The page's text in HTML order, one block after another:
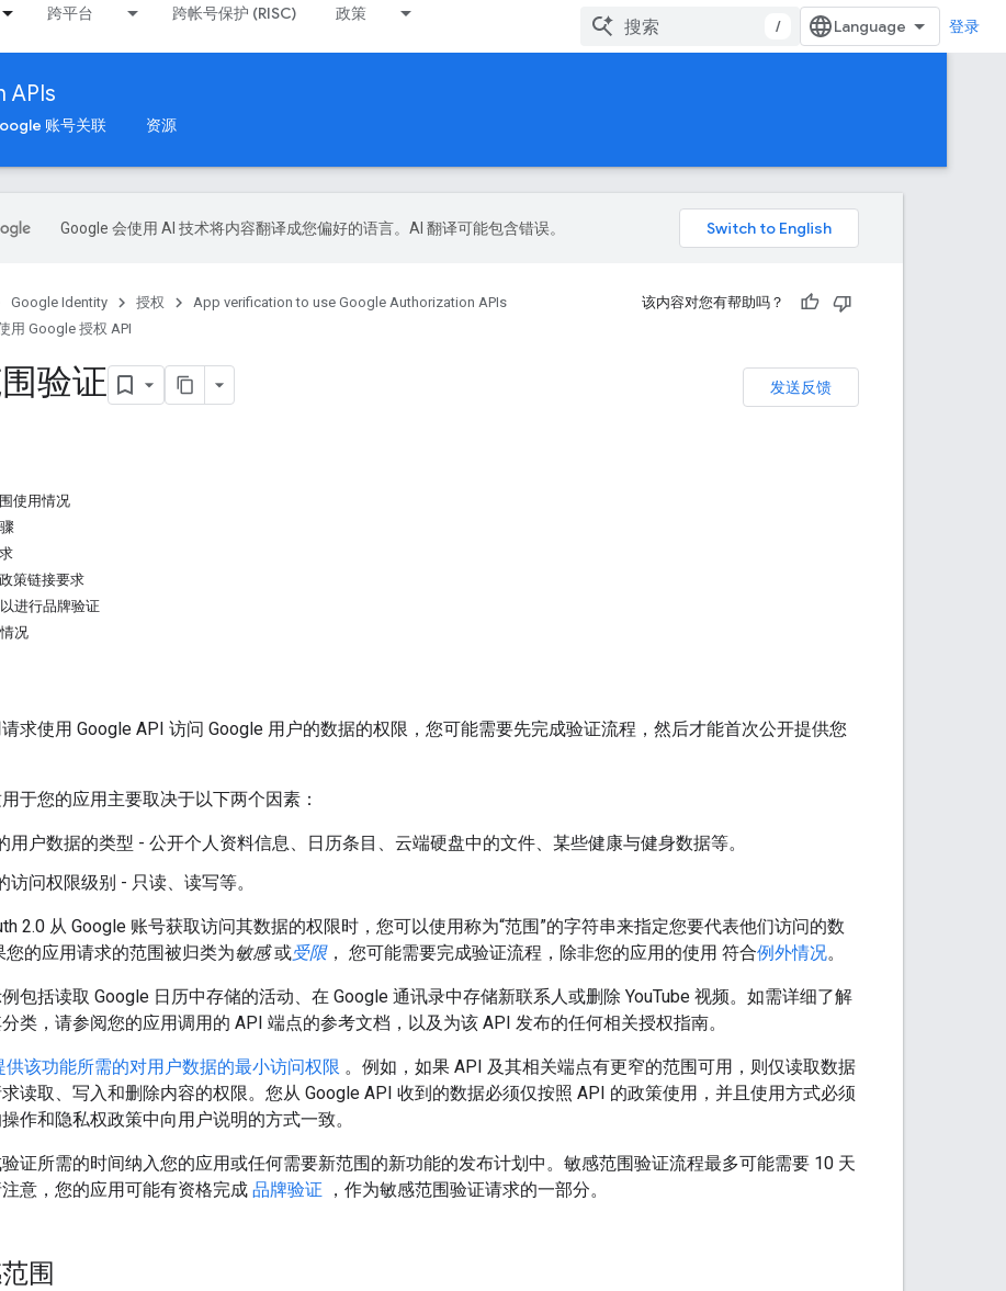
跨平台 跨帐号保护 (RISC) 政策
/ 登录
APIs
账号关联 资源
Google 会使用 AI 技术将内容翻译成您偏好的语言。AI 翻译可能包含错误。
Google Identity 授权
App verification to use Google Authorization APIs
用 Google 授权 API
该内容对您有帮助吗？
发送反馈
围验证
使用情况
策链接要求
以进行品牌验证
况
请求使用 Google API 访问 Google 用户的数据的权限，您可能需要先完成验证流程，然后才能首次公开提供您
用于您的应用主要取决于以下两个因素：
用户数据的类型 - 公开个人资料信息、日历条目、云端硬盘中的文件、某些健康与健身数据等。
访问权限级别 - 只读、读写等。
2.0 从 Google 账号获取访问其数据的权限时，您可以使用称为“范围”的字符串来指定您要代表他们访问的数
您的应用请求的范围被归类为敏感或受限， 您可能需要完成验证流程，除非您的应用的使用 符合例外情况。
例包括读取 Google 日历中存储的活动、在 Google 通讯录中存储新联系人或删除 YouTube 视频。如需详细了解
分类，请参阅您的应用调用的 API 端点的参考文档，以及为该 API 发布的任何相关授权指南。
供该功能所需的对用户数据的最小访问权限 。例如，如果 API 及其相关端点有更窄的范围可用，则仅读取数据
求读取、写入和删除内容的权限。您从 Google API 收到的数据必须仅按照 API 的政策使用，并且使用方式必须
操作和隐私权政策中向用户说明的方式一致。
验证所需的时间纳入您的应用或任何需要新范围的新功能的发布计划中。敏感范围验证流程最多可能需要 10 天
注意，您的应用可能有资格完成 品牌验证 ，作为敏感范围验证请求的一部分。
围